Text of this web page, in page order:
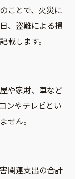
ことで、火災に
、盗難による損
載します。
や家財、車など
ンやテレビとい
せん。
関連支出の合計